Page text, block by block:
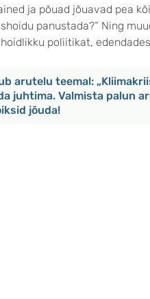
ja põuad jõuavad pea
panustada?“ Ning
poliitikat,
arutelu teemal:
juhtima. Valmista palun
jõuda!